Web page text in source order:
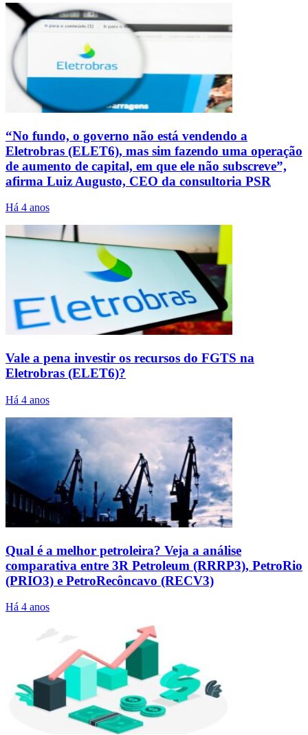
“No fundo, o governo não está vendendo a
Eletrobras (ELET6), mas sim fazendo uma operação
de aumento de capital, em que ele não subscreve”,
afirma Luiz Augusto, CEO da consultoria PSR
Há 4 anos
Vale a pena investir os recursos do FGTS na
Eletrobras (ELET6)?
Há 4 anos
Qual é a melhor petroleira? Veja a análise
comparativa entre 3R Petroleum (RRRP3), PetroRio
(PRIO3) e PetroRecôncavo (RECV3)
Há 4 anos